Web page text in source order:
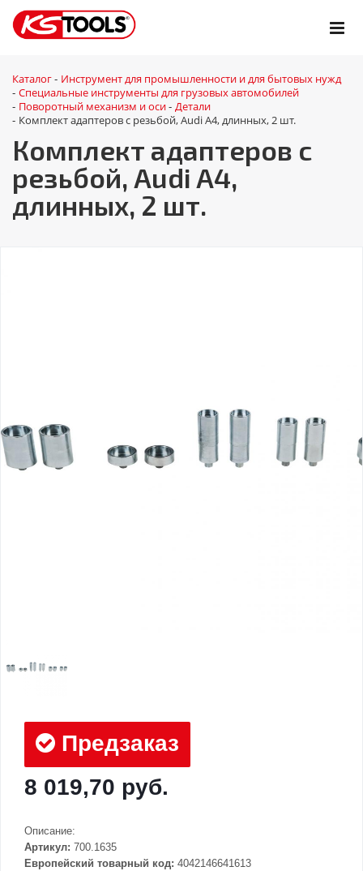
Каталог - Инструмент для промышленности и для бытовых нужд
- Специальные инструменты для грузовых автомобилей
- Поворотный механизм и оси - Детали
- Комплект адаптеров с резьбой, Audi A4, длинных, 2 шт.
Комплект адаптеров с
резьбой, Audi A4,
длинных, 2 шт.
Предзаказ
8 019,70 руб.
Описание:
Артикул: 700.1635
Европейский товарный код: 4042146641613